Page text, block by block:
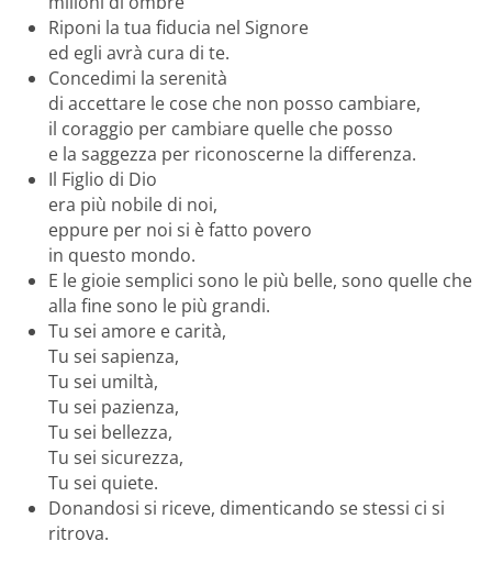
Riponi la tua fiducia nel Signore
ed egli avrà cura di te.
Concedimi la serenità
di accettare le cose che non posso cambiare,
il coraggio per cambiare quelle che posso
e la saggezza per riconoscerne la differenza.
Il Figlio di Dio
era più nobile di noi,
eppure per noi si è fatto povero
in questo mondo.
E le gioie semplici sono le più belle, sono quelle che
alla fine sono le più grandi.
Tu sei amore e carità,
Tu sei sapienza,
Tu sei umiltà,
Tu sei pazienza,
Tu sei bellezza,
Tu sei sicurezza,
Tu sei quiete.
Donandosi si riceve, dimenticando se stessi ci si
ritrova.